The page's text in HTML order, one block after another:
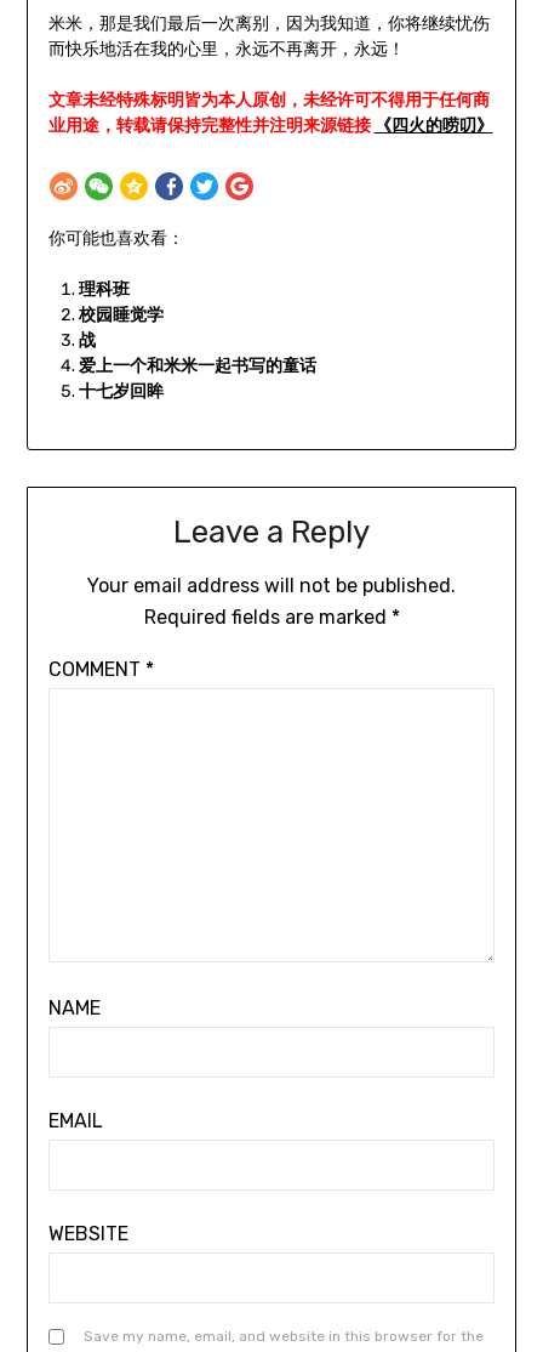
米米，那是我们最后一次离别，因为我知道，你将继续忧伤
而快乐地活在我的心里，永远不再离开，永远！
文章未经特殊标明皆为本人原创，未经许可不得用于任何商
业用途，转载请保持完整性并注明来源链接
《四火的唠叨》
你可能也喜欢看：
理科班
校园睡觉学
战
爱上一个和米米一起书写的童话
十七岁回眸
Leave a Reply
Your email address will not be published.
Required fields are marked *
COMMENT *
NAME
EMAIL
WEBSITE
Save my name, email, and website in this browser for the